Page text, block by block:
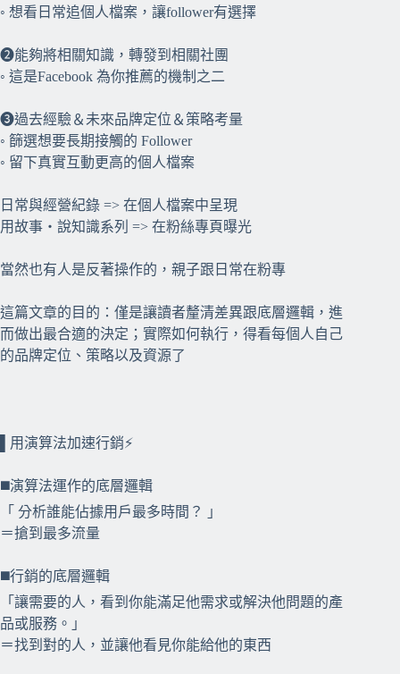
◦ 想看日常追個人檔案，讓follower有選擇
❷能夠將相關知識，轉發到相關社團
◦ 這是Facebook 為你推薦的機制之二
❸過去經驗＆未來品牌定位＆策略考量
◦ 篩選想要長期接觸的 Follower
◦ 留下真實互動更高的個人檔案
日常與經營紀錄 => 在個人檔案中呈現
用故事・說知識系列 => 在粉絲專頁曝光
當然也有人是反著操作的，親子跟日常在粉專
這篇文章的目的：僅是讓讀者釐清差異跟底層邏輯，進
而做出最合適的決定；實際如何執行，得看每個人自己
的品牌定位、策略以及資源了
▌用演算法加速行銷⚡️
◼️演算法運作的底層邏輯
「 分析誰能佔據用戶最多時間？ 」
＝搶到最多流量
◼️行銷的底層邏輯
「讓需要的人，看到你能滿足他需求或解決他問題的產
品或服務。」
＝找到對的人，並讓他看見你能給他的東西